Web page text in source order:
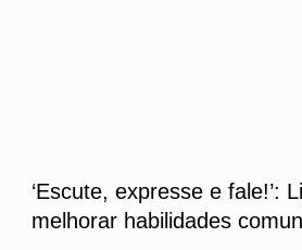
‘Escute, expresse e fale!’:
melhorar habilidades